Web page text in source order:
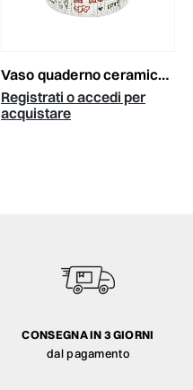
vaso quaderno ceramica d.12 cm h.10,5 cm bianco
Registrati o accedi per
acquistare
CONSEGNA IN 3 GIORNI
dal pagamento